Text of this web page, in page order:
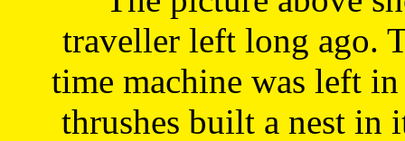
traveller left long ago.
time machine was left
thrushes built a nest in